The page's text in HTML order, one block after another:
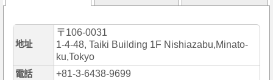
地址
〒106-0031
1-4-48, Taiki Building 1F Nishiazabu,Minato-
ku,Tokyo
電話 +81-3-6438-9699